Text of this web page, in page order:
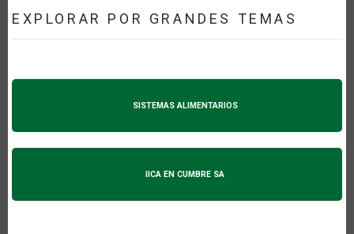
EXPLORAR POR GRANDES TEMAS
SISTEMAS ALIMENTARIOS
IICA EN CUMBRE SA